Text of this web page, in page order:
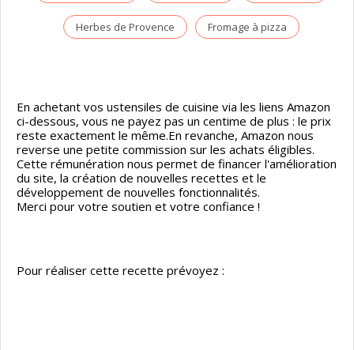
Herbes de Provence Fromage à pizza
En achetant vos ustensiles de cuisine via les liens Amazon
ci-dessous, vous ne payez pas un centime de plus : le prix
reste exactement le même.En revanche, Amazon nous
reverse une petite commission sur les achats éligibles.
Cette rémunération nous permet de financer l'amélioration
du site, la création de nouvelles recettes et le
développement de nouvelles fonctionnalités.
Merci pour votre soutien et votre confiance !
Pour réaliser cette recette prévoyez :